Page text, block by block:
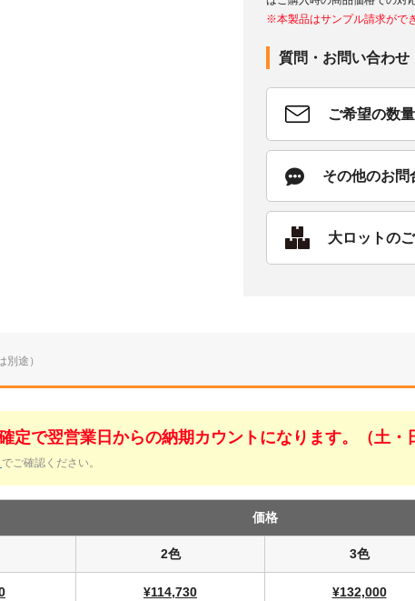
※本製品はサンプル請求がで
質問・お問い合わせ
ご希望の数
その他のお問
大ロットの
別途）
定で翌営業日からの納期カウントになります。（土・
でご確認ください。
価格
2色 3色
¥114,730 ¥132,000